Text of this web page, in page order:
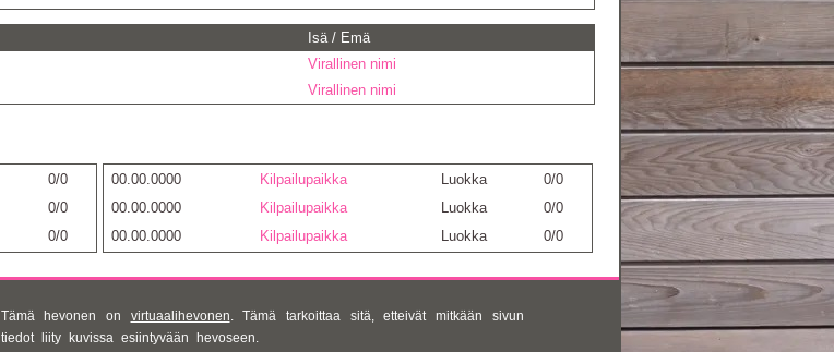
Isä / Emä
Virallinen nimi
Virallinen nimi
0/0
0/0
0/0
00.00.0000 Kilpailupaikka Luokka
0/0
00.00.0000
Kilpailupaikka Luokka
0/0
00.00.0000
Kilpailupaikka Luokka 0/0
Tämä hevonen on virtuaalihevonen. Tämä tarkoittaa sitä, etteivät mitkään sivun
tiedot liity kuvissa esiintyvään hevoseen.